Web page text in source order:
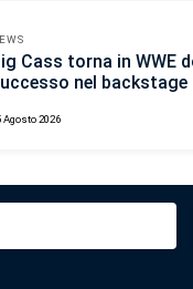
Cass torna in WWE
nel backstage
Agosto 2026